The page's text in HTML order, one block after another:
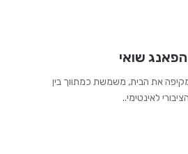
הפאנג שואי
את הבית, משמשת כמתווך בין
לאינטימי..